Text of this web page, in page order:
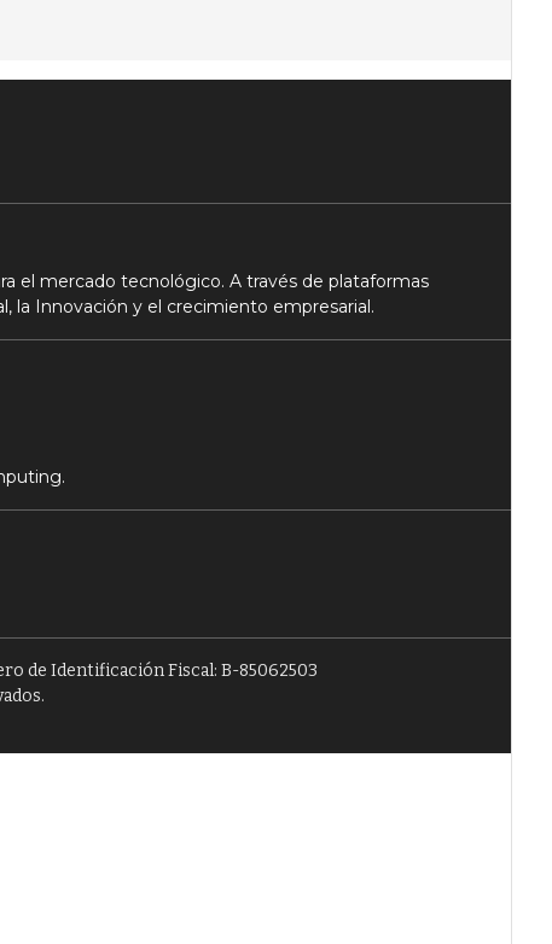
el mercado tecnológico. A través de plataformas
la Innovación y el crecimiento empresarial.
de Identificación Fiscal: B-85062503